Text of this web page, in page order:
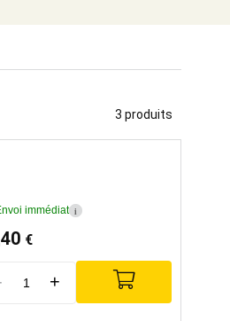
3 produits
immédiat i
€
+